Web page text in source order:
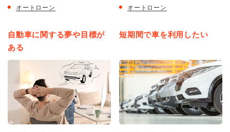
オートローン オートローン
自動車に関する夢や目標が
ある
短期間で車を利用したい